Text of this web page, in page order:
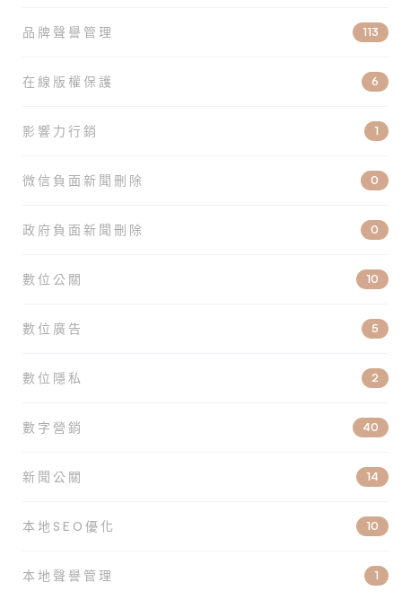
品牌聲譽管理 113
在線版權保護 6
影響力行銷 1
微信負面新聞刪除 0
政府負面新聞刪除 0
數位公關 10
數位廣告 5
數位隱私 2
數字營銷 40
新聞公關 14
本地SEO優化 10
本地聲譽管理 1